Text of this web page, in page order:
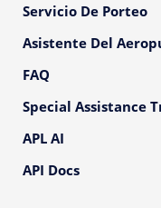
Servicio De Porteo
Asistente Del
FAQ
Special Assistance
APL AI
API Docs